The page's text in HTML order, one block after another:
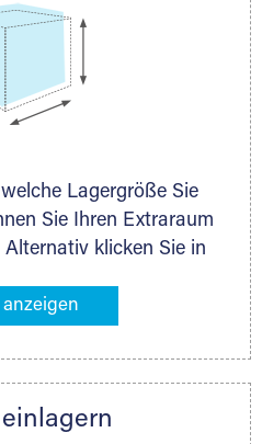
Lagergröße Sie
Sie Ihren Extraraum
klicken Sie in
einlagern möchten –
Ihnen Ihr Extraraum
Lagervolumen und zu